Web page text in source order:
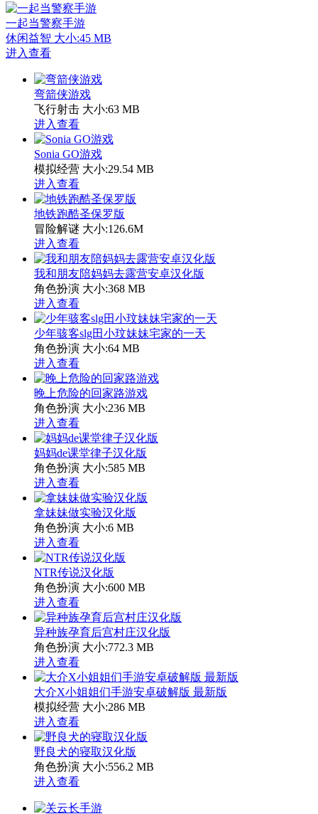
一起当警察手游
休闲益智 大小:45 MB
进入查看
弯箭侠游戏
飞行射击 大小:63 MB
进入查看
Sonia GO游戏
模拟经营 大小:29.54 MB
进入查看
地铁跑酷圣保罗版
冒险解谜 大小:126.6M
进入查看
我和朋友陪妈妈去露营安卓汉化版
角色扮演 大小:368 MB
进入查看
少年骇客slg田小玟妹妹宅家的一天
角色扮演 大小:64 MB
进入查看
晚上危险的回家路游戏
角色扮演 大小:236 MB
进入查看
妈妈de课堂律子汉化版
角色扮演 大小:585 MB
进入查看
拿妹妹做实验汉化版
角色扮演 大小:6 MB
进入查看
NTR传说汉化版
角色扮演 大小:600 MB
进入查看
异种族孕育后宫村庄汉化版
角色扮演 大小:772.3 MB
进入查看
大介X小姐姐们手游安卓破解版 最新版
模拟经营 大小:286 MB
进入查看
野良犬的寝取汉化版
角色扮演 大小:556.2 MB
进入查看